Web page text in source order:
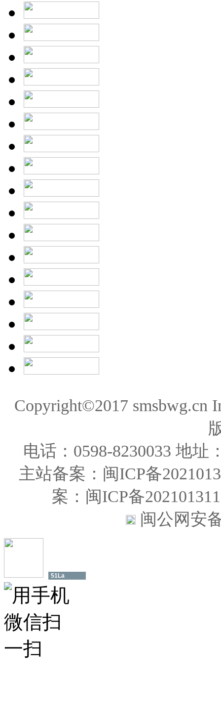
Copyright©2017 smsbwg.cn
电话：0598-8230033 地
主站备案：闽ICP备
案：闽ICP备
闽公网安
51La